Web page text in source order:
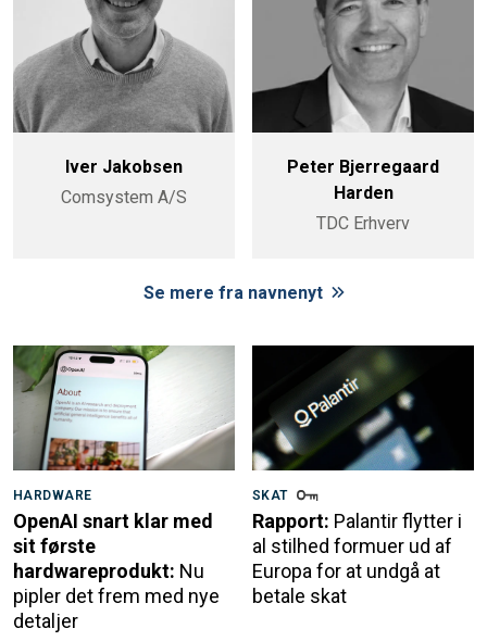
Iver Jakobsen
Comsystem A/S
Peter Bjerregaard
Harden
TDC Erhverv
Se mere fra navnenyt
HARDWARE
OpenAI snart klar med
sit første
hardwareprodukt: Nu
pipler det frem med nye
detaljer
SKAT
Rapport: Palantir flytter i
al stilhed formuer ud af
Europa for at undgå at
betale skat